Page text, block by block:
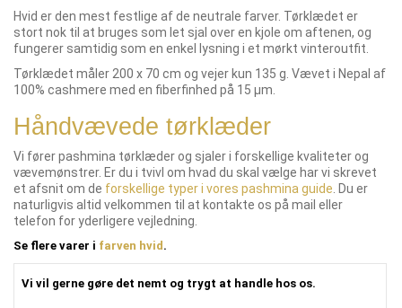
Hvid er den mest festlige af de neutrale farver. Tørklædet er
stort nok til at bruges som let sjal over en kjole om aftenen, og
fungerer samtidig som en enkel lysning i et mørkt vinteroutfit.
Tørklædet måler 200 x 70 cm og vejer kun 135 g. Vævet i Nepal af
100% cashmere med en fiberfinhed på 15 µm.
Håndvævede tørklæder
Vi fører pashmina tørklæder og sjaler i forskellige kvaliteter og
vævemønstrer. Er du i tvivl om hvad du skal vælge har vi skrevet
et afsnit om de forskellige typer i vores pashmina guide . Du er
naturligvis altid velkommen til at kontakte os på mail eller
telefon for yderligere vejledning.
Se flere varer i farven hvid .
Vi vil gerne gøre det nemt og trygt at handle hos os.